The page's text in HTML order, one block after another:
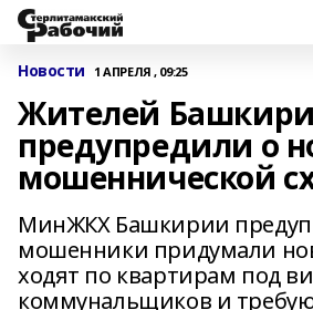
Новости 1 АПРЕЛЯ , 09:25
Жителей
предупредили о
мошеннической
МинЖКХ Башкирии
мошенники придумали
ходят по квартирам под
коммунальщиков и